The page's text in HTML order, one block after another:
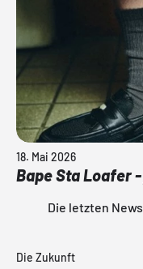
18. Mai 2026
Bape Sta Loafer
Die letzten
Die Zukunft